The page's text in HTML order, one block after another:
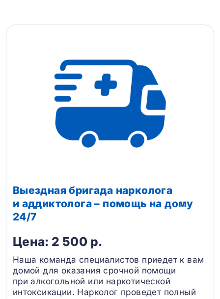
Выездная бригада нарколога
и аддиктолога – помощь на дому
24/7
Цена: 2 500 р.
Наша команда специалистов приедет к вам
домой для оказания срочной помощи
при алкогольной или наркотической
интоксикации. Нарколог проведет полный